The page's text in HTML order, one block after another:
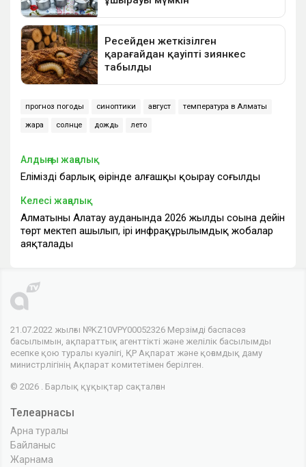
прогноз погоды синоптики август температура в Алматы
жара солнце дождь лето
Алдыңғы жаңалық
Еліміздің барлық өңірінде алғашқы қоңырау соғылды
Келесі жаңалық
Алматының Алатау ауданында 2026 жылдың соңына дейін
төрт мектеп ашылып, ірі инфрақұрылымдық жобалар
аяқталады
21.07.2022 жылғы №KZ10VPY00052326 Мерзімді баспасөз
басылымын, ақпараттық агенттікті және желілік басылымды
есепке қою туралы куәлігі, ҚР Ақпарат және қоғамдық даму
министрлігінің Ақпарат комитетімен берілген.
© 2026 . Барлық құқықтар сақталған
Телеарнасы
Арна туралы
Байланыс
Жарнама